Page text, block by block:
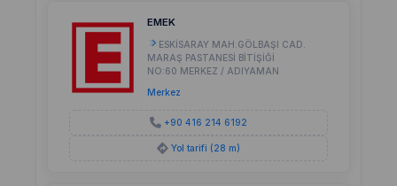
EMEK
ESKİSARAY MAH.GÖLBAŞI CAD.
MARAŞ PASTANESİ BİTİŞİĞİ
NO:60 MERKEZ / ADIYAMAN
Merkez
+90 416 214 6192
Yol tarifi (28 m)